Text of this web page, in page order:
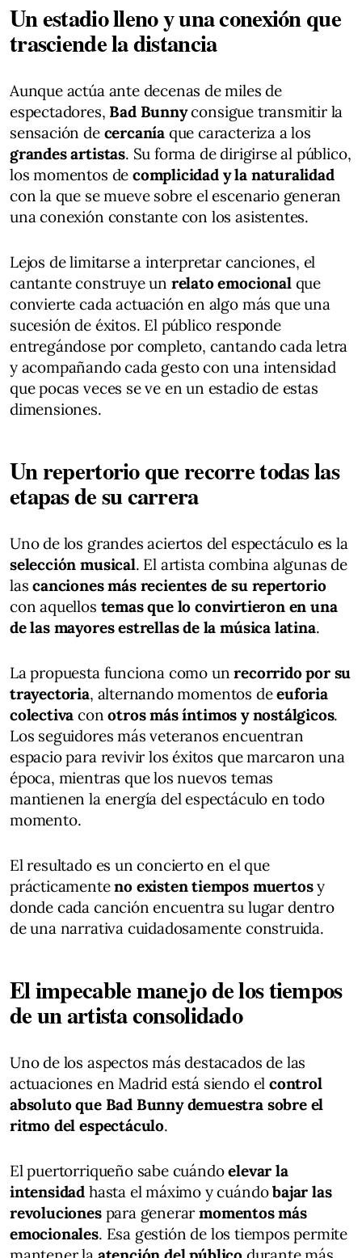
Un estadio lleno y una conexión que
trasciende la distancia
Aunque actúa ante decenas de miles de
espectadores, Bad Bunnyconsigue transmitir la
sensación de cercanía que caracteriza a los
grandes artistas. Su forma de dirigirse al público,
los momentos de complicidad y la naturalidad
con la que se mueve sobre el escenario generan
una conexión constante con los asistentes.
Lejos de limitarse a interpretar canciones, el
cantante construye un relato emocional que
convierte cada actuación en algo más que una
sucesión de éxitos. El público responde
entregándose por completo, cantando cada letra
y acompañando cada gesto con una intensidad
que pocas veces se ve en un estadio de estas
dimensiones.
Un repertorio que recorre todas las
etapas de su carrera
Uno de los grandes aciertos del espectáculo es la
selección musical. El artista combina algunas de
lascanciones más recientes de su repertorio
con aquellos temas que lo convirtieron en una
de las mayores estrellas de la música latina.
La propuesta funciona como unrecorrido por su
trayectoria, alternando momentos deeuforia
colectiva conotros más íntimos y nostálgicos.
Los seguidores más veteranos encuentran
espacio para revivir los éxitos que marcaron una
época, mientras que los nuevos temas
mantienen la energía del espectáculo en todo
momento.
El resultado es un concierto en el que
prácticamenteno existen tiempos muertosy
donde cada canción encuentra su lugar dentro
de una narrativa cuidadosamente construida.
El impecable manejo de los tiempos
de un artista consolidado
Uno de los aspectos más destacados de las
actuaciones en Madrid está siendo el control
absoluto que Bad Bunny demuestra sobre el
ritmo del espectáculo.
El puertorriqueño sabe cuándoelevar la
intensidad hasta el máximo y cuándobajar las
revoluciones para generar momentos más
emocionales. Esa gestión de los tiempos permite